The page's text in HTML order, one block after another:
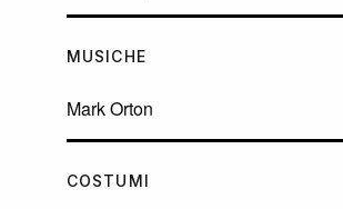
MUSICHE
Mark Orton
COSTUMI